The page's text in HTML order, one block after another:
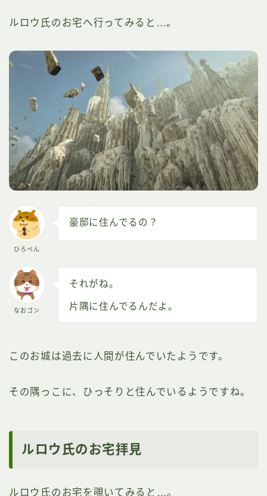
ルロウ氏のお宅へ行ってみると…。
ひろぺん
豪邸に住んでるの？
なおゴン
それがね。
片隅に住んでるんだよ。
このお城は過去に人間が住んでいたようです。
その隅っこに、ひっそりと住んでいるようですね。
ルロウ氏のお宅拝見
ルロウ氏のお宅を覗いてみると…。